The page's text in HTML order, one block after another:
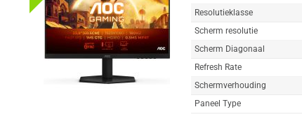
Resolutieklasse
Scherm resolutie
Scherm Diagonaal
Refresh Rate
Schermverhouding
Paneel Type